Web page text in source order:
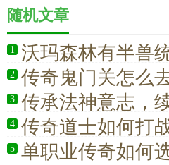
随机文章
1 沃玛森林有半兽
2 传奇鬼门关怎么
3 传承法神意志，
与荣耀
4 传奇道士如何打
5 单职业传奇如何